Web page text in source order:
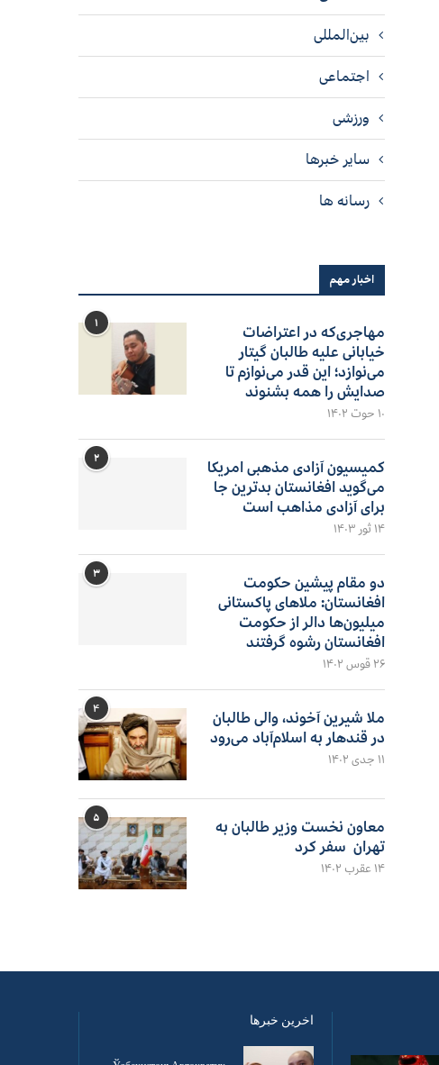
بین‌المللی
اجتماعی
ورزشی
سایر خبرها
رسانه ها
اخبار مهم
۱
مهاجری‌که در اعتراضات
خیابانی علیه طالبان گیتار
می‌نوازد؛ این قدر می‌نوازم تا
صدایش را همه بشنوند
۱۰ حوت ۱۴۰۲
۲
کمیسیون آزادی مذهبی امریکا
می‌گوید افغانستان بدترین جا
برای آزادی مذاهب است
۱۴ ثور ۱۴۰۳
۳
دو مقام پیشین حکومت
افغانستان: ملاهای پاکستانی
میلیون‌ها دالر از حکومت
افغانستان رشوه گرفتند
۲۶ قوس ۱۴۰۲
۴
ملا شیرین آخوند، والی طالبان
در قندهار به اسلام‌آباد می‌رود
۱۱ جدی ۱۴۰۲
۵
معاون نخست وزیر طالبان به
تهران سفر کرد
۱۴ عقرب ۱۴۰۲
اخرین خبرها